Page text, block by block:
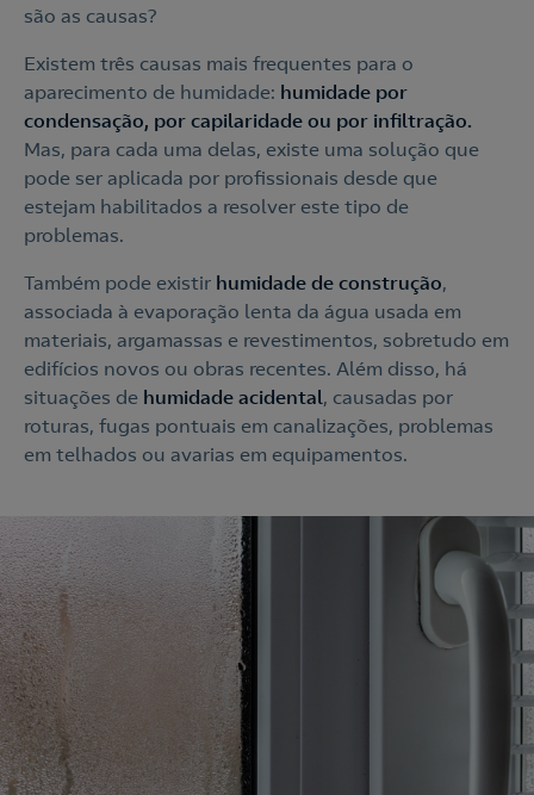
são as causas?
Existem três causas mais frequentes para o
aparecimento de humidade: humidade por
condensação, por capilaridade ou por infiltração.
Mas, para cada uma delas, existe uma solução que
pode ser aplicada por profissionais desde que
estejam habilitados a resolver este tipo de
problemas.
Também pode existir humidade de construção,
associada à evaporação lenta da água usada em
materiais, argamassas e revestimentos, sobretudo em
edifícios novos ou obras recentes. Além disso, há
situações de humidade acidental, causadas por
roturas, fugas pontuais em canalizações, problemas
em telhados ou avarias em equipamentos.